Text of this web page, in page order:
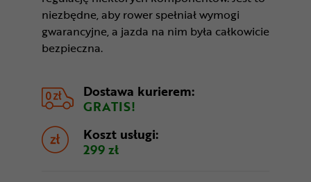
niezbędne, aby rower spełniał wymogi
gwarancyjne, a jazda na nim była całkowicie
bezpieczna.
Dostawa kurierem:
GRATIS!
Koszt usługi:
299 zł